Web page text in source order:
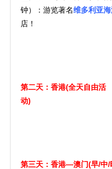
钟）：游览著名维多利亚
店！
第二天：香港(全天自由活
动)
第三天：香港—澳门(早/中/